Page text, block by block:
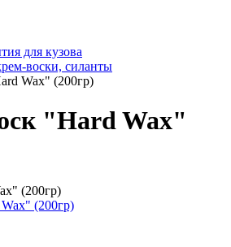
для кузова
воски, силанты
Wax" (200гр)
"Hard Wax"
(200гр)